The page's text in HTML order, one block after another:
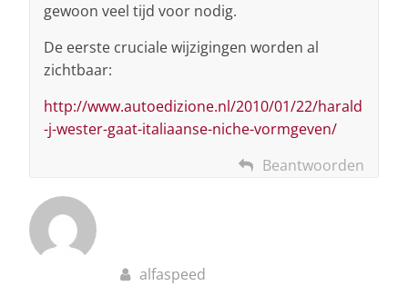
gewoon veel tijd voor nodig.
De eerste cruciale wijzigingen worden al
zichtbaar:
http://www.autoedizione.nl/2010/01/22/harald
-j-wester-gaat-italiaanse-niche-vormgeven/
Beantwoorden
alfaspeed